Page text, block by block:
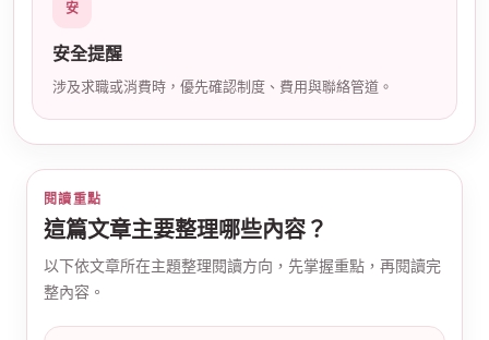
安
安全提醒
涉及求職或消費時，優先確認制度、費用與聯絡管道。
閱讀重點
這篇文章主要整理哪些內容？
以下依文章所在主題整理閱讀方向，先掌握重點，再閱讀完
整內容。